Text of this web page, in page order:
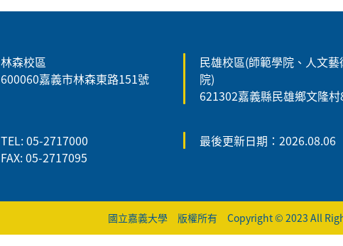
林森校區
600060嘉義市林森東路151號
民雄校區(師範學院、人文藝
院)
621302嘉義縣民雄鄉文隆
TEL: 05-2717000
FAX: 05-2717095
最後更新日期：2026.08.06
國立嘉義大學 版權所有 Copyright © 2023 All